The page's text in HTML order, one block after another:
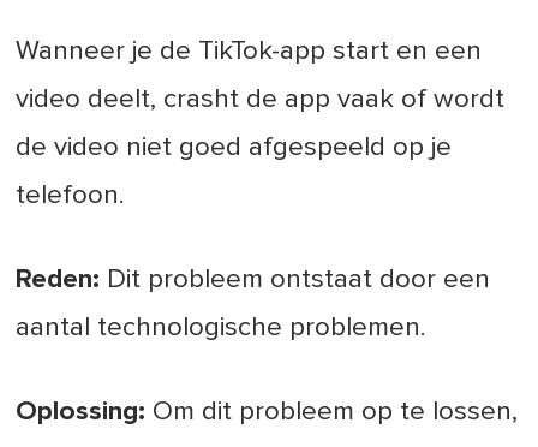
Wanneer je de TikTok-app start en een
video deelt, crasht de app vaak of wordt
de video niet goed afgespeeld op je
telefoon.
Reden: Dit probleem ontstaat door een
aantal technologische problemen.
Oplossing: Om dit probleem op te lossen,